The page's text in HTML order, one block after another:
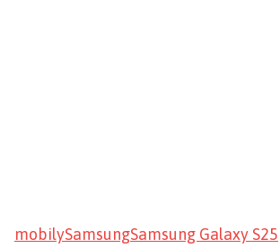
mobilySamsungSamsung Galaxy S25